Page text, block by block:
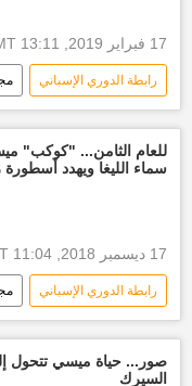
17 فبراير 2019, 13:11 GMT
رابطة الدوري الإسباني
الأخبار أخبار نادي
للعام الثامن... "كوكب"
سماء الليغا ويهدد أسطورة
17 ديسمبر 2018, 11:04 GMT
رابطة الدوري الإسباني
الأخبار نادي
أخبار ميسي
صور... حياة ميسي تتحول
السيرك